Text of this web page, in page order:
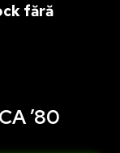
fără
’80